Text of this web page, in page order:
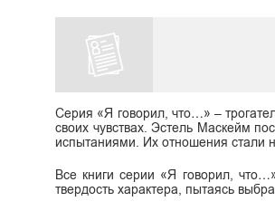
Серия «Я говорил, что…» –
своих чувствах. Эстель Маскейм
испытаниями. Их отношения стали
Все книги серии «Я говорил,
твердость характера, пытаясь